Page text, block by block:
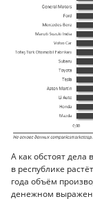
А как обстоят дела
в республике
года объём
денежном